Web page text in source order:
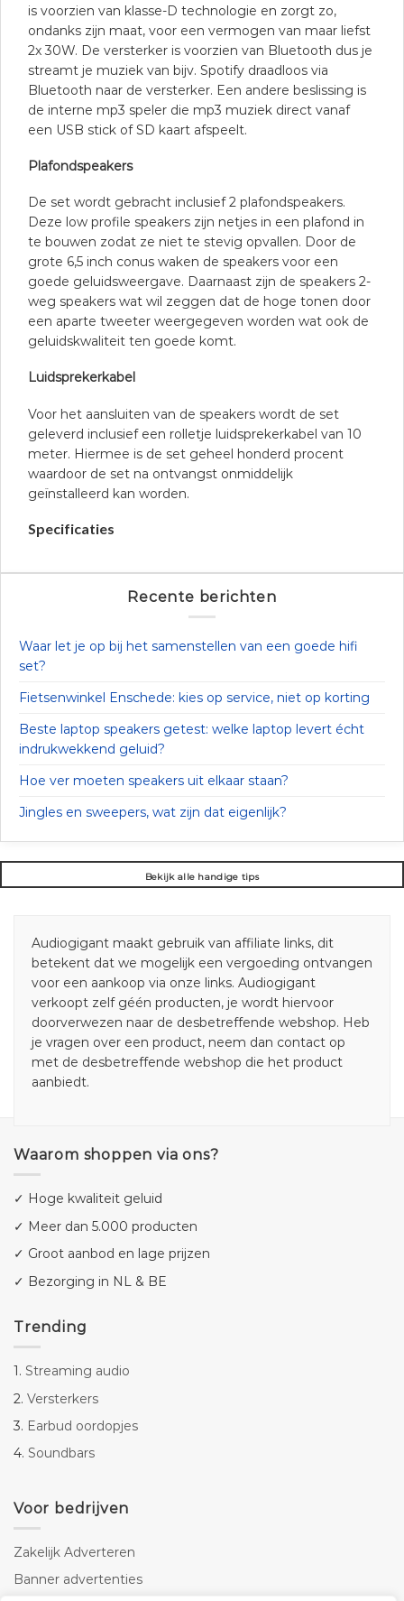
is voorzien van klasse-D technologie en zorgt zo,
ondanks zijn maat, voor een vermogen van maar liefst
2x 30W. De versterker is voorzien van Bluetooth dus je
streamt je muziek van bijv. Spotify draadloos via
Bluetooth naar de versterker. Een andere beslissing is
de interne mp3 speler die mp3 muziek direct vanaf
een USB stick of SD kaart afspeelt.
Plafondspeakers
De set wordt gebracht inclusief 2 plafondspeakers.
Deze low profile speakers zijn netjes in een plafond in
te bouwen zodat ze niet te stevig opvallen. Door de
grote 6,5 inch conus waken de speakers voor een
goede geluidsweergave. Daarnaast zijn de speakers 2-
weg speakers wat wil zeggen dat de hoge tonen door
een aparte tweeter weergegeven worden wat ook de
geluidskwaliteit ten goede komt.
Luidsprekerkabel
Voor het aansluiten van de speakers wordt de set
geleverd inclusief een rolletje luidsprekerkabel van 10
meter. Hiermee is de set geheel honderd procent
waardoor de set na ontvangst onmiddelijk
geïnstalleerd kan worden.
Specificaties
Recente berichten
Waar let je op bij het samenstellen van een goede hifi
set?
Fietsenwinkel Enschede: kies op service, niet op korting
Beste laptop speakers getest: welke laptop levert écht
indrukwekkend geluid?
Hoe ver moeten speakers uit elkaar staan?
Jingles en sweepers, wat zijn dat eigenlijk?
Bekijk alle handige tips
Audiogigant maakt gebruik van affiliate links, dit
betekent dat we mogelijk een vergoeding ontvangen
voor een aankoop via onze links. Audiogigant
verkoopt zelf géén producten, je wordt hiervoor
doorverwezen naar de desbetreffende webshop. Heb
je vragen over een product, neem dan contact op
met de desbetreffende webshop die het product
aanbiedt.
Waarom shoppen via ons?
✓ Hoge kwaliteit geluid
✓ Meer dan 5.000 producten
✓ Groot aanbod en lage prijzen
✓ Bezorging in NL & BE
Trending
1. Streaming audio
2. Versterkers
3. Earbud oordopjes
4. Soundbars
Voor bedrijven
Zakelijk Adverteren
Banner advertenties